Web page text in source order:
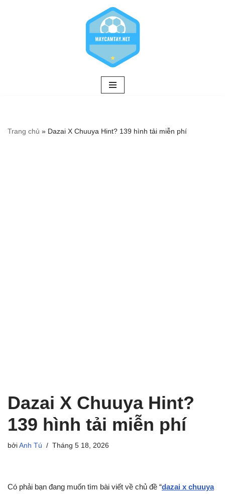
Trang chủ » Dazai X Chuuya Hint? 139 hình tải miễn phí
Dazai X Chuuya Hint?
139 hình tải miễn phí
bởi Anh Tú Tháng 5 18, 2026
Có phải bạn đang muốn tìm bài viết về chủ đề “dazai x chuuya